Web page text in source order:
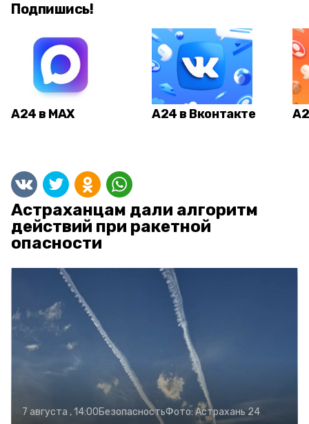
Подпишись!
А24 в MAX А24 в Вконтакте
Астраханцам дали алгоритм
действий при ракетной
опасности
7 августа , 14:00БезопасностьФото: Астрахань 24